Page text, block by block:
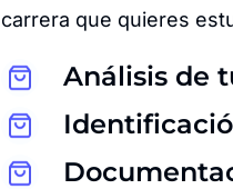
carrera que quieres
Análisis de